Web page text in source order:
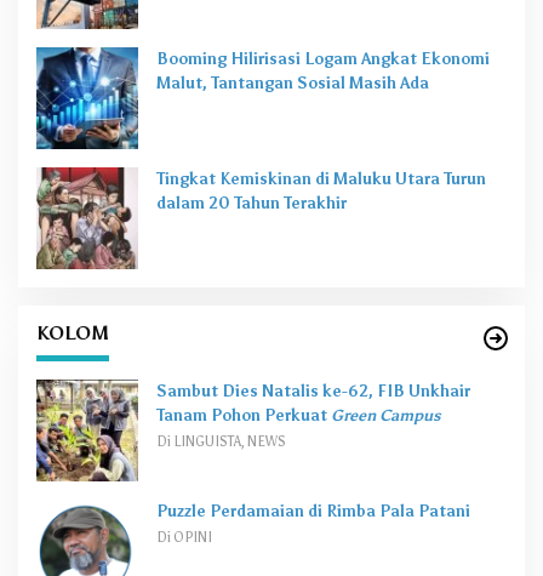
Booming Hilirisasi Logam Angkat Ekonomi
Malut, Tantangan Sosial Masih Ada
Tingkat Kemiskinan di Maluku Utara Turun
dalam 20 Tahun Terakhir
KOLOM
Sambut Dies Natalis ke-62, FIB Unkhair
Tanam Pohon Perkuat Green Campus
Di LINGUISTA, NEWS
Puzzle Perdamaian di Rimba Pala Patani
Di OPINI